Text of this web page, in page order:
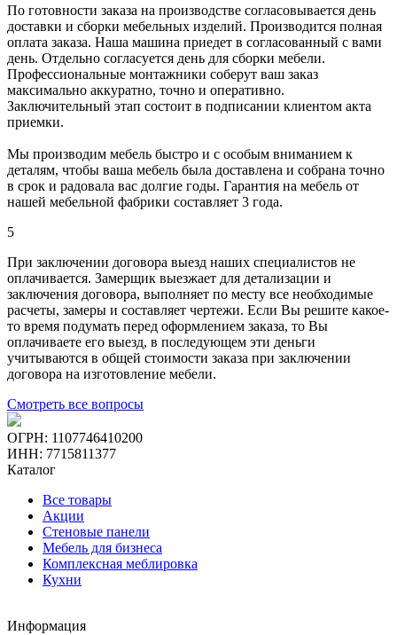
По готовности заказа на производстве согласовывается день
доставки и сборки мебельных изделий. Производится полная
оплата заказа. Наша машина приедет в согласованный с вами
день. Отдельно согласуется день для сборки мебели.
Профессиональные монтажники соберут ваш заказ
максимально аккуратно, точно и оперативно.
Заключительный этап состоит в подписании клиентом акта
приемки.
Мы производим мебель быстро и с особым вниманием к
деталям, чтобы ваша мебель была доставлена и собрана точно
в срок и радовала вас долгие годы. Гарантия на мебель от
нашей мебельной фабрики составляет 3 года.
5
При заключении договора выезд наших специалистов не
оплачивается. Замерщик выезжает для детализации и
заключения договора, выполняет по месту все необходимые
расчеты, замеры и составляет чертежи. Если Вы решите какое-
то время подумать перед оформлением заказа, то Вы
оплачиваете его выезд, в последующем эти деньги
учитываются в общей стоимости заказа при заключении
договора на изготовление мебели.
Смотреть все вопросы
ОГРН: 1107746410200
ИНН: 7715811377
Каталог
Все товары
Акции
Стеновые панели
Мебель для бизнеса
Комплексная меблировка
Кухни
Информация